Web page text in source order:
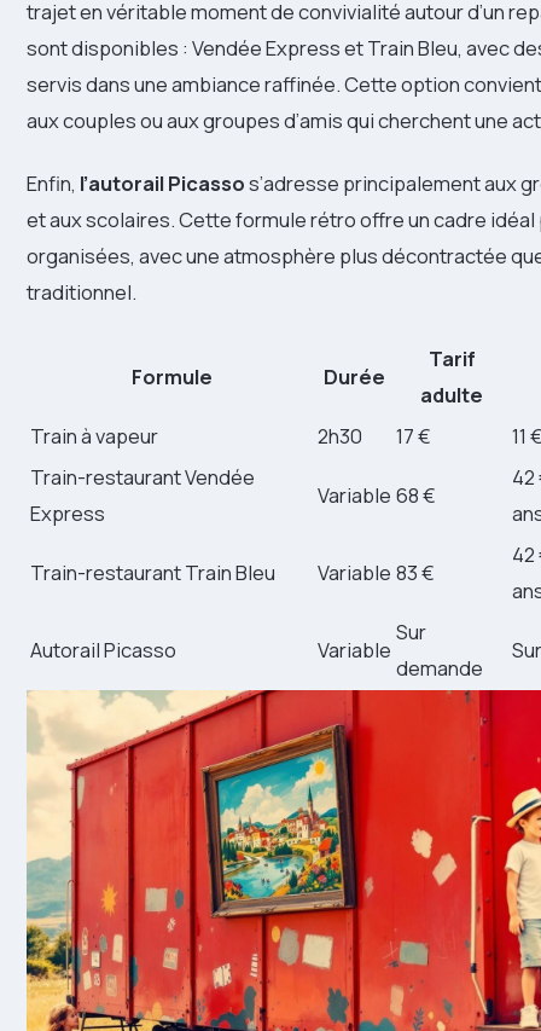
trajet en véritable moment de convivialité autour d’un
sont disponibles : Vendée Express et Train Bleu, avec
servis dans une ambiance raffinée. Cette option
aux couples ou aux groupes d’amis qui cherchent une
Enfin, l’autorail Picassos’adresse principalement aux
et aux scolaires. Cette formule rétro offre un cadre
organisées, avec une atmosphère plus décontractée
traditionnel.
Formule Durée
Tarif
adulte
Train à vapeur
2h30 17 €
11
Train-restaurant Vendée
Express
Variable 68 €
42
Train-restaurant Train Bleu Variable 83 €
42
Autorail Picasso Variable
Sur
demande